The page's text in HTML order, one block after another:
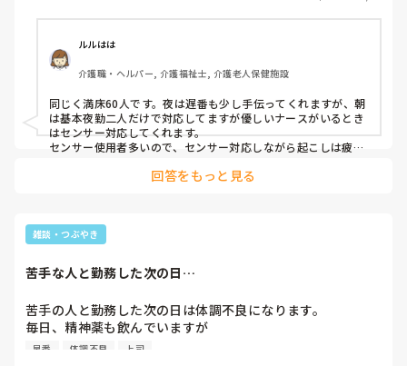
ルルはは
介護職・ヘルパー, 介護福祉士, 介護老人保健施設
同じく満床60人です。夜は遅番も少し手伝ってくれますが、朝
は基本夜勤二人だけで対応してますが優しいナースがいるとき
はセンサー対応してくれます。
センサー使用者多いので、センサー対応しながら起こしは疲れ
ちなみに前職の有料は朝は早番、夜は遅番が手伝ってくれてま
回答をもっと見る
雑談・つぶやき
苦手な人と勤務した次の日…
苦手の人と勤務した次の日は体調不良になります。
毎日、精神薬も飲んでいますが
朝早番だと起きたときにグラッと来て眩暈止めを急いで飲ん
早番 体調不良 上司